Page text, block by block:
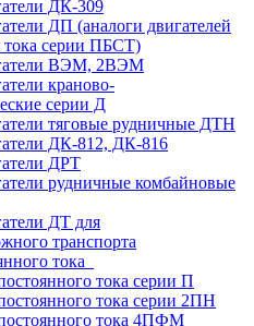
ДК-309
ДП (аналоги двигателей
тока серии ПБСТ)
ВЭМ, 2ВЭМ
краново-
серии Д
тяговые рудничные ДТН
ДК-812, ДК-816
ДРТ
рудничные комбайновые
ДТ для
транспорта
тока
тока серии П
тока серии 2ПН
тока 4ПФМ